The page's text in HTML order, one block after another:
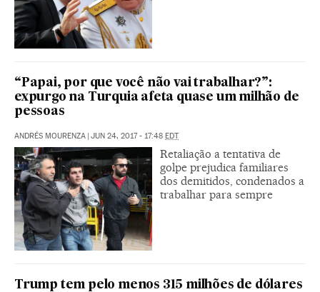
“Papai, por que você não vai trabalhar?”:
expurgo na Turquia afeta quase um milhão de
pessoas
ANDRÉS MOURENZA | JUN 24, 2017 - 17:48 EDT
Retaliação a tentativa de
golpe prejudica familiares
dos demitidos, condenados a
trabalhar para sempre
Trump tem pelo menos 315 milhões de dólares